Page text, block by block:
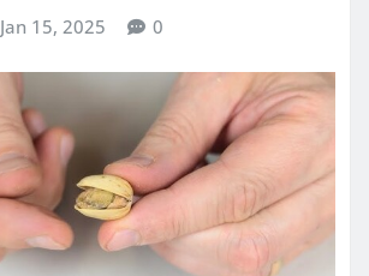
Jan 15, 2025 0